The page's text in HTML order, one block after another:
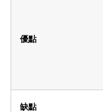
優點
缺點